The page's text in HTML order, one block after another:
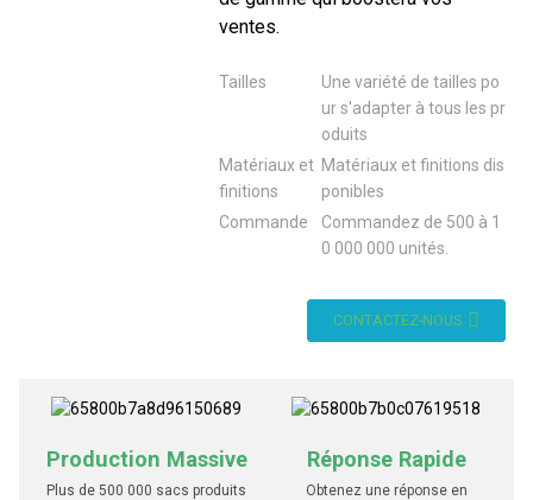
ventes.
Tailles
Une variété de tailles po
ur s'adapter à tous les pr
oduits
Matériaux et
finitions
Matériaux et finitions dis
ponibles
Commande
Commandez de 500 à 1
0 000 000 unités.
CONTACTEZ-NOUS
Production Massive
Plus de 500 000 sacs produits
Réponse Rapide
Obtenez une réponse en